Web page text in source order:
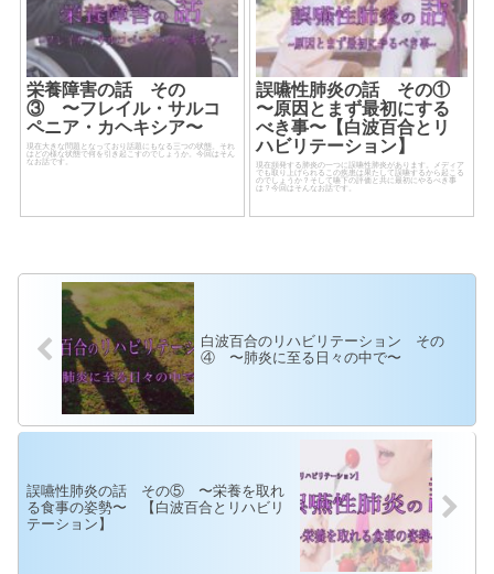
栄養障害の話 その
③ 〜フレイル・サルコ
ペニア・カヘキシア〜
現在大きな問題となっており話題にもなる三つの状態。それ
はどの様な状態で何を引き起こすのでしょうか。今回はそん
なお話です。
誤嚥性肺炎の話 その①
〜原因とまず最初にする
べき事〜【白波百合とリ
ハビリテーション】
現在頻発する肺炎の一つに誤嚥性肺炎があります。メディア
でも取り上げられるこの疾患は果たして誤嚥するから起こる
のでしょうか？そして嚥下の評価と共に最初にやるべき事
は？今回はそんなお話です。
白波百合のリハビリテーション その
④ 〜肺炎に至る日々の中で〜
誤嚥性肺炎の話 その⑤ 〜栄養を取れ
る食事の姿勢〜 【白波百合とリハビリ
テーション】